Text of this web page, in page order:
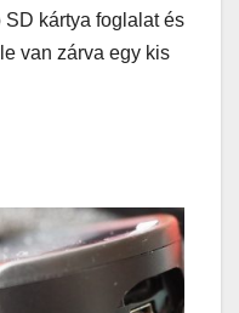
kártya foglalat és
van zárva egy kis